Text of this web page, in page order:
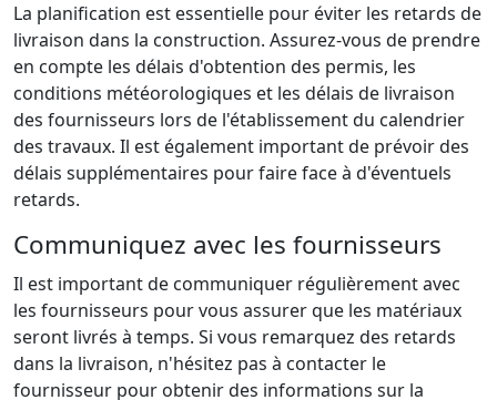
La planification est essentielle pour éviter les retards de
livraison dans la construction. Assurez-vous de prendre
en compte les délais d'obtention des permis, les
conditions météorologiques et les délais de livraison
des fournisseurs lors de l'établissement du calendrier
des travaux. Il est également important de prévoir des
délais supplémentaires pour faire face à d'éventuels
retards.
Communiquez avec les fournisseurs
Il est important de communiquer régulièrement avec
les fournisseurs pour vous assurer que les matériaux
seront livrés à temps. Si vous remarquez des retards
dans la livraison, n'hésitez pas à contacter le
fournisseur pour obtenir des informations sur la